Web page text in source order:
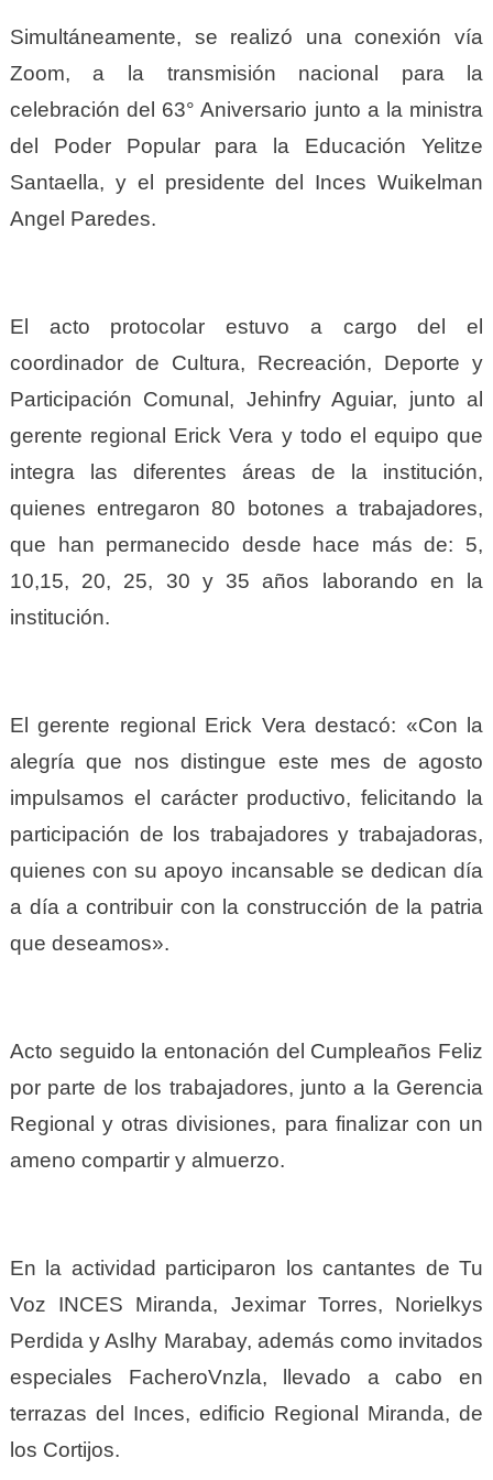
Simultáneamente, se realizó una conexión vía
Zoom, a la transmisión nacional para la
celebración del 63° Aniversario junto a la ministra
del Poder Popular para la Educación Yelitze
Santaella, y el presidente del Inces Wuikelman
Angel Paredes.
El acto protocolar estuvo a cargo del el
coordinador de Cultura, Recreación, Deporte y
Participación Comunal, Jehinfry Aguiar, junto al
gerente regional Erick Vera y todo el equipo que
integra las diferentes áreas de la institución,
quienes entregaron 80 botones a trabajadores,
que han permanecido desde hace más de: 5,
10,15, 20, 25, 30 y 35 años laborando en la
institución.
El gerente regional Erick Vera destacó: «Con la
alegría que nos distingue este mes de agosto
impulsamos el carácter productivo, felicitando la
participación de los trabajadores y trabajadoras,
quienes con su apoyo incansable se dedican día
a día a contribuir con la construcción de la patria
que deseamos».
Acto seguido la entonación del Cumpleaños Feliz
por parte de los trabajadores, junto a la Gerencia
Regional y otras divisiones, para finalizar con un
ameno compartir y almuerzo.
En la actividad participaron los cantantes de Tu
Voz INCES Miranda, Jeximar Torres, Norielkys
Perdida y Aslhy Marabay, además como invitados
especiales FacheroVnzla, llevado a cabo en
terrazas del Inces, edificio Regional Miranda, de
los Cortijos.